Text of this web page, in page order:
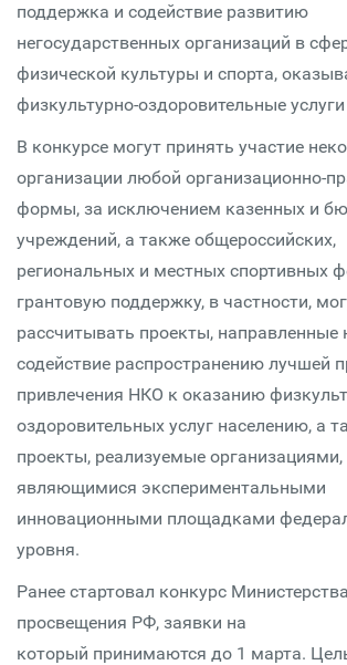
поддержка и содействие развитию
негосударственных организаций в
физической культуры и спорта,
физкультурно-оздоровительные
В конкурсе могут принять участие
организации любой организационно-
формы, за исключением казенных и
учреждений, а также общероссийских,
региональных и местных спортивных
грантовую поддержку, в частности,
рассчитывать проекты, направленные
содействие распространению лучшей
привлечения НКО к оказанию
оздоровительных услуг населению, а
проекты, реализуемые организациями,
являющимися экспериментальными
инновационными площадками
уровня.
Ранее стартовал конкурс Министерства
просвещения РФ, заявки на
который принимаются до 1 марта.